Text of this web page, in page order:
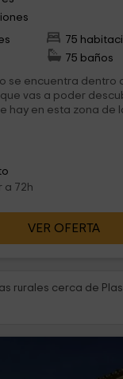
75
75 baños
se encuentra dentro
vas a poder
hay en esta zona de
a 72h
VER OFERTA
rurales cerca de